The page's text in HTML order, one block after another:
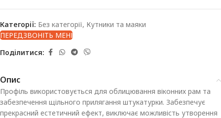
Категорії: Без категорії, Кутники та маяки
ПЕРЕДЗВОНІТЬ МЕНІ
Поділитися:
Опис
Профіль використовується для облицювання віконних рам та
забезпечення щільного прилягання штукатурки. Забезпечує
прекрасний естетичний ефект, виключає можливість утворення